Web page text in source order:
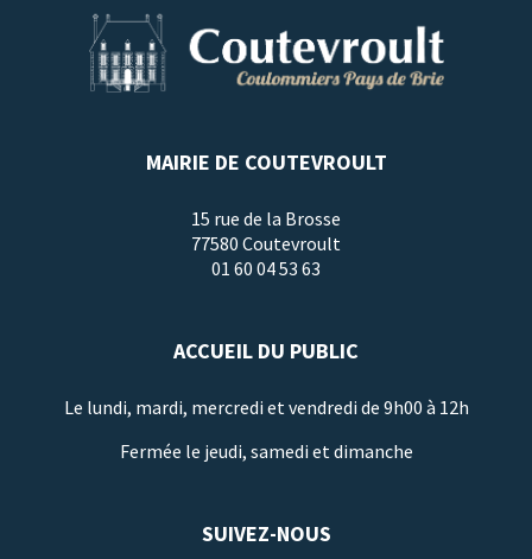
MAIRIE DE COUTEVROULT
15 rue de la Brosse
77580 Coutevroult
01 60 04 53 63
ACCUEIL DU PUBLIC
Le lundi, mardi, mercredi et vendredi de 9h00 à 12h
Fermée le jeudi, samedi et dimanche
SUIVEZ-NOUS